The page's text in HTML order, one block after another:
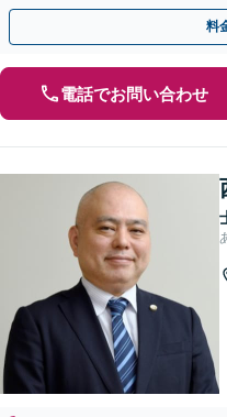
分】【土日祝対応可】
料
電話でお問い合わせ